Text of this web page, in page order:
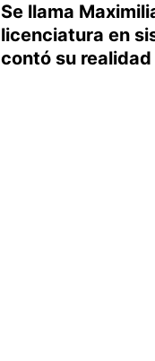
Se llama
licenciatura en
contó su